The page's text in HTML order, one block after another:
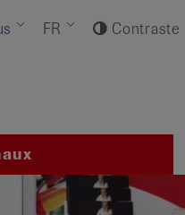
FR Contraste